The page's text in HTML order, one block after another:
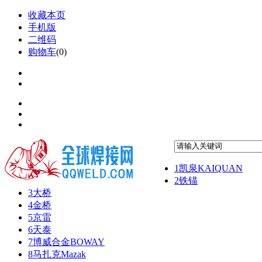
收藏本页
手机版
二维码
购物车(0)
1凯泉KAIQUAN
2铁锚
3大桥
4金桥
5京雷
6天泰
7博威合金BOWAY
8马扎克Mazak